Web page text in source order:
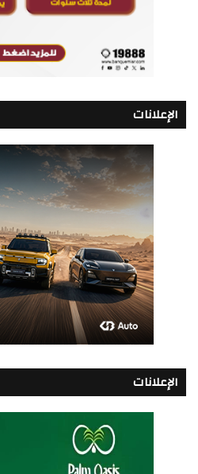
الإعلانات
الإعلانات